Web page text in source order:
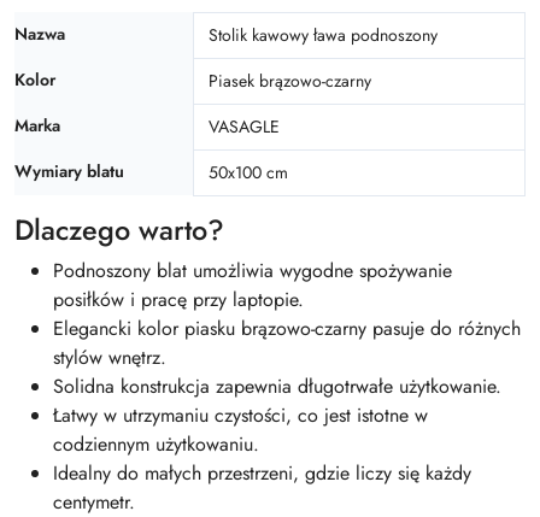
Nazwa
Stolik kawowy ława podnoszony
Kolor
Piasek brązowo-czarny
Marka
VASAGLE
Wymiary blatu
50x100 cm
Dlaczego warto?
Podnoszony blat umożliwia wygodne spożywanie
posiłków i pracę przy laptopie.
Elegancki kolor piasku brązowo-czarny pasuje do różnych
stylów wnętrz.
Solidna konstrukcja zapewnia długotrwałe użytkowanie.
Łatwy w utrzymaniu czystości, co jest istotne w
codziennym użytkowaniu.
Idealny do małych przestrzeni, gdzie liczy się każdy
centymetr.